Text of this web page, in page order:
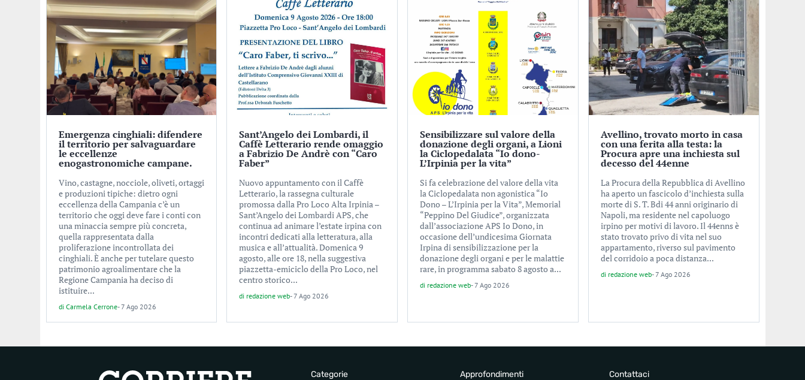
Emergenza cinghiali: difendere
il territorio per salvaguardare
le eccellenze
enogastronomiche campane.
Vino, castagne, nocciole, oliveti, ortaggi
e produzioni tipiche: dietro ogni
eccellenza della Campania c’è un
territorio che oggi deve fare i conti con
una minaccia sempre più concreta,
quella rappresentata dalla
proliferazione incontrollata dei
cinghiali. È anche per tutelare questo
patrimonio agroalimentare che la
Regione Campania ha deciso di
istituire...
di Carmela Cerrone-7 Ago 2026
Sant’Angelo dei Lombardi, il
Caffè Letterario rende omaggio
a Fabrizio De Andrè con “Caro
Faber”
Nuovo appuntamento con il Caffè
Letterario, la rassegna culturale
promossa dalla Pro Loco Alta Irpinia –
Sant’Angelo dei Lombardi APS, che
continua ad animare l’estate irpina con
incontri dedicati alla letteratura, alla
musica e all’attualità. Domenica 9
agosto, alle ore 18, nella suggestiva
piazzetta-emiciclo della Pro Loco, nel
centro storico...
di redazione web-7 Ago 2026
Sensibilizzare sul valore della
donazione degli organi, a Lioni
la Ciclopedalata “Io dono-
L’Irpinia per la vita”
Si fa celebrazione del valore della vita
la Ciclopedalata non agonistica “Io
Dono – L’Irpinia per la Vita”, Memorial
“Peppino Del Giudice”, organizzata
dall’associazione APS Io Dono, in
occasione dell’undicesima Giornata
Irpina di sensibilizzazione per la
donazione degli organi e per le malattie
rare, in programma sabato 8 agosto a...
di redazione web-7 Ago 2026
Avellino, trovato morto in casa
con una ferita alla testa: la
Procura apre una inchiesta sul
decesso del 44enne
La Procura della Repubblica di Avellino
ha aperto un fascicolo d’inchiesta sulla
morte di S. T. Bdi 44 anni originario di
Napoli, ma residente nel capoluogo
irpino per motivi di lavoro. Il 44enns è
stato trovato privo di vita nel suo
appartamento, riverso sul pavimento
del corridoio a poca distanza...
di redazione web-7 Ago 2026
Categorie Approfondimenti
Contattaci